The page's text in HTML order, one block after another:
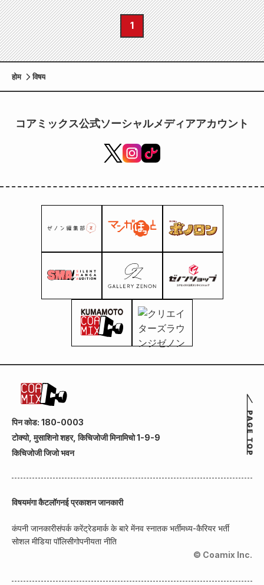
1
होम विषय
コアミックス公式ソーシャルメディアアカウント
पिन कोड: 180-0003
टोक्यो, मुसाशिनो शहर, किचिजोजी मिनामिचो 1-9-9
किचिजोजी जिजो भवन
विषयमंगा कैटलॉगनई प्रकाशन जानकारी
कंपनी जानकारीसंपर्क करेंट्रेडमार्क के बारे मेंनव स्नातक भर्तीमध्य-कैरियर भर्ती
सोशल मीडिया पॉलिसीगोपनीयता नीति
© Coamix Inc.